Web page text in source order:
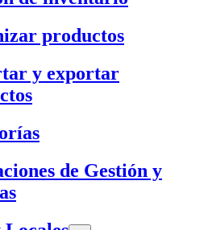
productos
y exportar
de Gestión y